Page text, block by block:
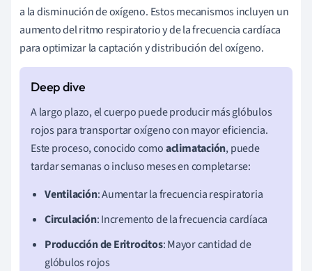
a la disminución de oxígeno. Estos mecanismos incluyen un
aumento del ritmo respiratorio y de la frecuencia cardíaca
para optimizar la captación y distribución del oxígeno.
A largo plazo, el cuerpo puede producir más glóbulos
rojos para transportar oxígeno con mayor eficiencia.
Este proceso, conocido comoaclimatación, puede
tardar semanas o incluso meses en completarse:
Ventilación: Aumentar la frecuencia respiratoria
Circulación: Incremento de la frecuencia cardíaca
Producción de Eritrocitos: Mayor cantidad de
glóbulos rojos